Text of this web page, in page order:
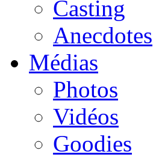
Casting
Anecdotes
Médias
Photos
Vidéos
Goodies